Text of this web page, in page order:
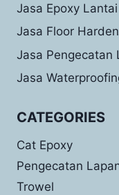
Jasa Epoxy Lantai
Jasa Floor
Jasa Pengecatan
Jasa
CATEGORIES
Cat Epoxy
Pengecatan
Trowel